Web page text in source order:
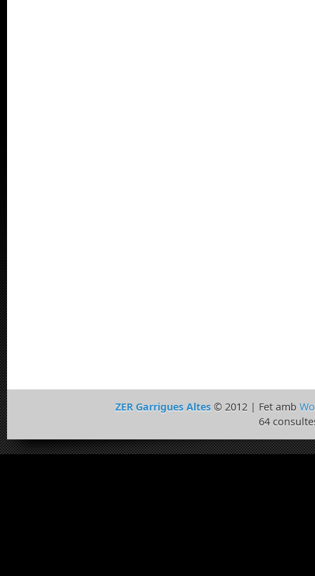
ZER Garrigues Altes © 2012 | Fet amb
64